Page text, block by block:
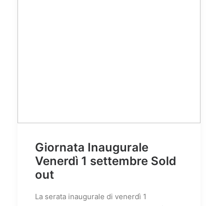
Giornata Inaugurale
Venerdì 1 settembre Sold
out
La serata inaugurale di venerdì 1